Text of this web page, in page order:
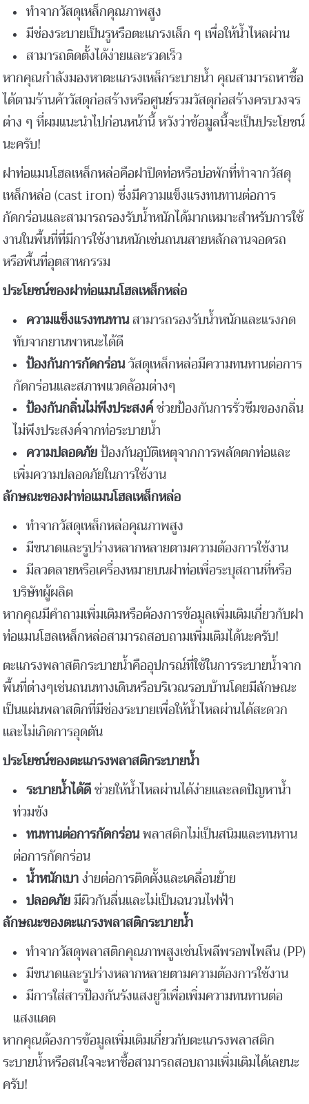
ทำจากวัสดุเหล็กคุณภาพสูง
มีช่องระบายเป็นรูหรือตะแกรงเล็ก ๆ เพื่อให้น้ำไหลผ่าน
สามารถติดตั้งได้ง่ายและรวดเร็ว
หากคุณกำลังมองหาตะแกรงเหล็กระบายน้ำ คุณสามารถหาซื้อ
ได้ตามร้านค้าวัสดุก่อสร้างหรือศูนย์รวมวัสดุก่อสร้างครบวงจร
ต่าง ๆ ที่ผมแนะนำไปก่อนหน้านี้ หวังว่าข้อมูลนี้จะเป็นประโยชน์
นะครับ!
ฝาท่อแมนโฮลเหล็กหล่อคือฝาปิดท่อหรือบ่อพักที่ทำจากวัสดุ
เหล็กหล่อ (cast iron) ซึ่งมีความแข็งแรงทนทานต่อการ
กัดกร่อนและสามารถรองรับน้ำหนักได้มากเหมาะสำหรับการใช้
งานในพื้นที่ที่มีการใช้งานหนักเช่นถนนสายหลักลานจอดรถ
หรือพื้นที่อุตสาหกรรม
ประโยชน์ของฝาท่อแมนโฮลเหล็กหล่อ
ความแข็งแรงทนทานสามารถรองรับน้ำหนักและแรงกด
ทับจากยานพาหนะได้ดี
ป้องกันการกัดกร่อนวัสดุเหล็กหล่อมีความทนทานต่อการ
กัดกร่อนและสภาพแวดล้อมต่างๆ
ป้องกันกลิ่นไม่พึงประสงค์ช่วยป้องกันการรั่วซึมของกลิ่น
ไม่พึงประสงค์จากท่อระบายน้ำ
ความปลอดภัยป้องกันอุบัติเหตุจากการพลัดตกท่อและ
เพิ่มความปลอดภัยในการใช้งาน
ลักษณะของฝาท่อแมนโฮลเหล็กหล่อ
ทำจากวัสดุเหล็กหล่อคุณภาพสูง
มีขนาดและรูปร่างหลากหลายตามความต้องการใช้งาน
มีลวดลายหรือเครื่องหมายบนฝาท่อเพื่อระบุสถานที่หรือ
บริษัทผู้ผลิต
หากคุณมีคำถามเพิ่มเติมหรือต้องการข้อมูลเพิ่มเติมเกี่ยวกับฝา
ท่อแมนโฮลเหล็กหล่อสามารถสอบถามเพิ่มเติมได้นะครับ!
ตะแกรงพลาสติกระบายน้ำคืออุปกรณ์ที่ใช้ในการระบายน้ำจาก
พื้นที่ต่างๆเช่นถนนทางเดินหรือบริเวณรอบบ้านโดยมีลักษณะ
เป็นแผ่นพลาสติกที่มีช่องระบายเพื่อให้น้ำไหลผ่านได้สะดวก
และไม่เกิดการอุดตัน
ประโยชน์ของตะแกรงพลาสติกระบายน้ำ
ระบายน้ำได้ดีช่วยให้น้ำไหลผ่านได้ง่ายและลดปัญหาน้ำ
ท่วมขัง
ทนทานต่อการกัดกร่อนพลาสติกไม่เป็นสนิมและทนทาน
ต่อการกัดกร่อน
น้ำหนักเบาง่ายต่อการติดตั้งและเคลื่อนย้าย
ปลอดภัยมีผิวกันลื่นและไม่เป็นฉนวนไฟฟ้า
ลักษณะของตะแกรงพลาสติกระบายน้ำ
ทำจากวัสดุพลาสติกคุณภาพสูงเช่นโพลีพรอพไพลีน (PP)
มีขนาดและรูปร่างหลากหลายตามความต้องการใช้งาน
มีการใส่สารป้องกันรังแสงยูวีเพื่อเพิ่มความทนทานต่อ
แสงแดด
หากคุณต้องการข้อมูลเพิ่มเติมเกี่ยวกับตะแกรงพลาสติก
ระบายน้ำหรือสนใจจะหาซื้อสามารถสอบถามเพิ่มเติมได้เลยนะ
ครับ!